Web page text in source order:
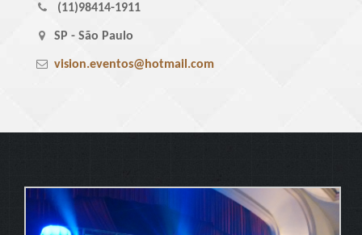
(11)98414-1911
SP - São Paulo
vision.eventos@hotmail.com